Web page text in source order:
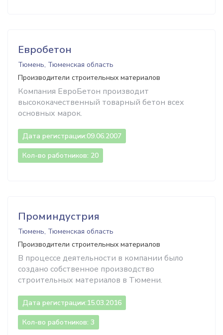
Евробетон
Тюмень, Тюменская область
Производители строительных материалов
Компания ЕвроБетон производит
высококачественный товарный бетон всех
основных марок.
Дата регистрации:09.06.2007
Кол-во работников: 20
Проминдустрия
Тюмень, Тюменская область
Производители строительных материалов
В процессе деятельности в компании было
создано собственное производство
строительных материалов в Тюмени.
Дата регистрации:15.03.2016
Кол-во работников: 3